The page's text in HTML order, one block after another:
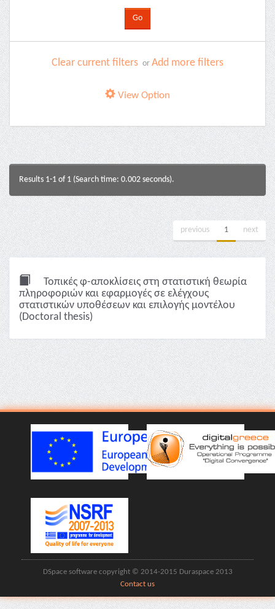
Clear current filters or Add more filters
View Option
Results 1-1 of 1 (Search time: 0.002 seconds).
previous 1 next
Τοπικές φ-αποκλίσεις στη στατιστική θεωρία
πληροφοριών και εφαρμογές σε ελέγχους
στατιστικών υποθέσεων και επιλογής μοντέλου
(Doctoral thesis)
DSpace software copyright © 2014-2015 Duraspace 2013
Contact us